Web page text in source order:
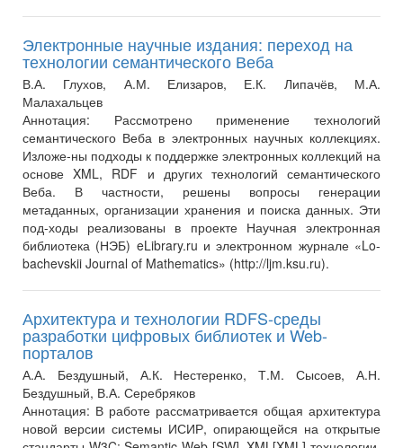
Электронные научные издания: переход на
технологии семантического Веба
В.А. Глухов, А.М. Елизаров, Е.К. Липачёв, М.А.
Малахальцев
Аннотация: Рассмотрено применение технологий
семантического Веба в электронных научных коллекциях.
Изложе-ны подходы к поддержке электронных коллекций на
основе XML, RDF и других технологий семантического
Веба. В частности, решены вопросы генерации
метаданных, организации хранения и поиска данных. Эти
под-ходы реализованы в проекте Научная электронная
библиотека (НЭБ) eLibrary.ru и электронном журнале «Lo-
bachevskii Journal of Mathematics» (http://ljm.ksu.ru).
Архитектура и технологии RDFS-среды
разработки цифровых библиотек и Web-
порталов
А.А. Бездушный, А.К. Нестеренко, Т.М. Сысоев, А.Н.
Бездушный, В.А. Серебряков
Аннотация: В работе рассматривается общая архитектура
новой версии системы ИСИР, опирающейся на открытые